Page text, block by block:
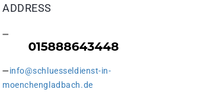
ADDRESS
info@schluesseldienst-in-
moenchengladbach.de